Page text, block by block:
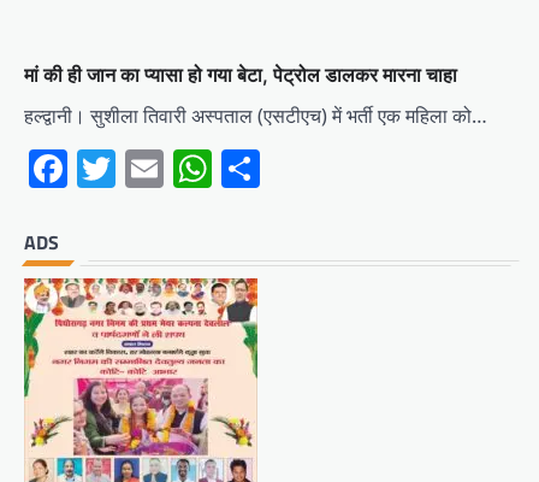
मां की ही जान का प्यासा हो गया बेटा, पेट्रोल डालकर मारना चाहा
हल्द्वानी। सुशीला तिवारी अस्पताल (एसटीएच) में भर्ती एक महिला को…
Facebook
Twitter
EmailWhatsApp
ADS